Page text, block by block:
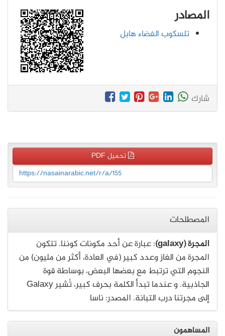
المصادر
تلسكوب الفضاء هابل
شارك
تحميل PDF
https://nasainarabic.net/r/a/155
المصطلحات
المجرة (galaxy)
: عبارة عن أحد مكونات كوننا. تتكون
المجرة من الغاز وعدد كبير (في العادة، أكثر من مليون) من
النجوم التي ترتبط مع بعضها البعض، بوساطة قوة
الجاذبية. و عندما تبدأ الكلمة بحرف كبير، تُشير Galaxy
إلى مجرتنا درب التبانة. المصدر: ناسا
المساهمون